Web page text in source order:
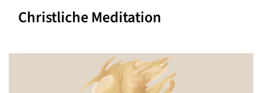
Christliche Meditation